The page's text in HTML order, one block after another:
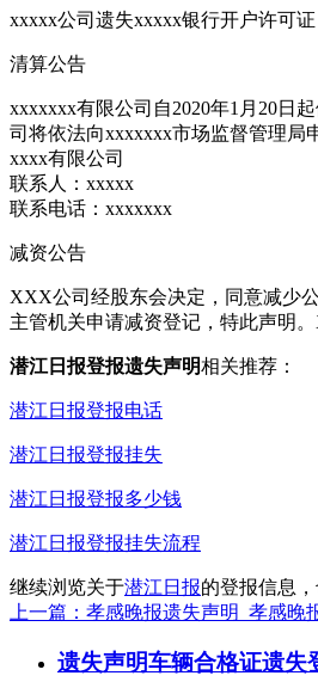
xxxxx公司遗失xxxxx银行开户许可
清算公告
xxxxxxx有限公司自2020年1月20日
司将依法向xxxxxxx市场监督管理局
xxxx有限公司
联系人：xxxxx
联系电话：xxxxxxx
减资公告
XXX公司经股东会决定，同意减少
主管机关申请减资登记，特此声明
潜江日报登报遗失声明相关推荐：
潜江日报登报电话
潜江日报登报挂失
潜江日报登报多少钱
潜江日报登报挂失流程
继续浏览关于潜江日报的登报信息
上一篇：孝感晚报遗失声明_孝感晚
遗失声明车辆合格证遗失